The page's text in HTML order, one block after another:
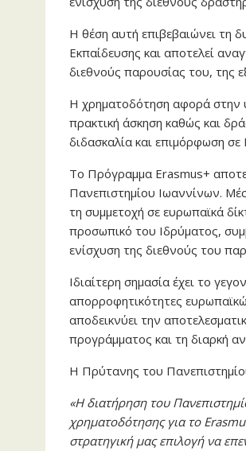
Η θέση αυτή επιβεβαιώνει τη
Εκπαίδευσης και αποτελεί
διεθνούς παρουσίας του, της
Η χρηματοδότηση αφορά στην
πρακτική άσκηση καθώς και
διδασκαλία και επιμόρφωση
Το Πρόγραμμα Erasmus+
Πανεπιστημίου Ιωαννίνων.
τη συμμετοχή σε ευρωπαϊκά
προσωπικό του Ιδρύματος,
ενίσχυση της διεθνούς του
Ιδιαίτερη σημασία έχει το
απορροφητικότητες
αποδεικνύει την
προγράμματος και τη διαρκή
Η Πρύτανης του
«Η διατήρηση του
χρηματοδότησης για το
στρατηγική μας επιλογή να